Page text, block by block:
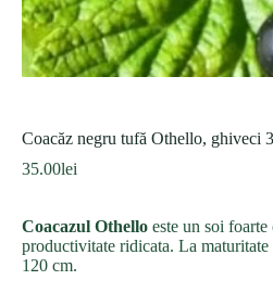
Coacăz negru tufă Othello, ghiveci
35.00lei
Coacazul Othello este un soi
productivitate ridicata. La
120 cm.